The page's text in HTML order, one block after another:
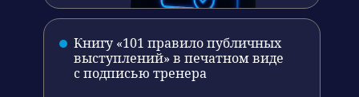
Книгу «101 правило публичных
выступлений» в печатном виде
с подписью тренера